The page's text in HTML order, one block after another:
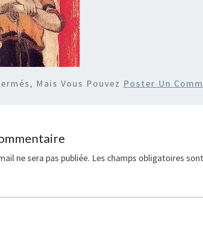
Mais Vous Pouvez Poster Un
ne sera pas publiée. Les champs obligatoires